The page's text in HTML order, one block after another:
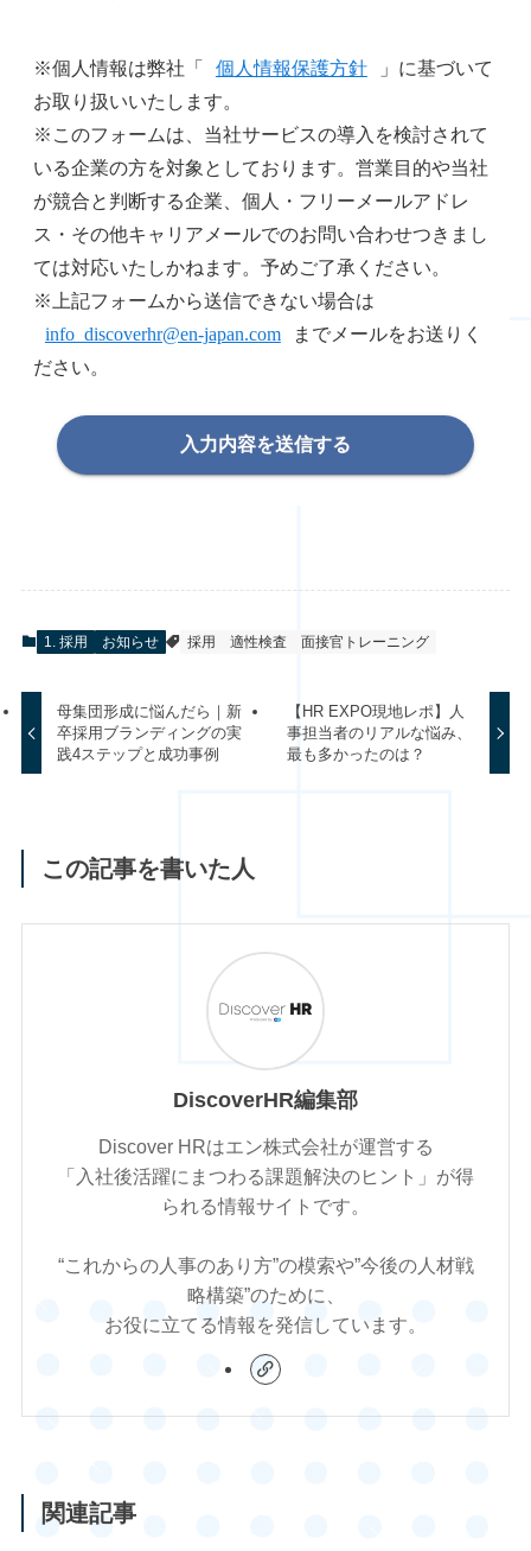
※個人情報は弊社「 個人情報保護方針
」に基づいて
お取り扱いいたします。
※このフォームは、当社サービスの導入を検討されて
いる企業の方を対象としております。営業目的や当社
が競合と判断する企業、個人・フリーメールアドレ
ス・その他キャリアメールでのお問い合わせつきまし
ては対応いたしかねます。予めご了承ください。
※上記フォームから送信できない場合は
info_discoverhr@en-japan.com
までメールをお送りく
ださい。
入力内容を送信する
1. 採用 お知らせ 採用 適性検査 面接官トレーニング
母集団形成に悩んだら｜新
卒採用ブランディングの実
践4ステップと成功事例
【HR EXPO現地レポ】人
事担当者のリアルな悩み、
最も多かったのは？
この記事を書いた人
DiscoverHR編集部
Discover HRはエン株式会社が運営する
「入社後活躍にまつわる課題解決のヒント」が得
られる情報サイトです。
“これからの人事のあり方”の模索や”今後の人材戦
略構築”のために、
お役に立てる情報を発信しています。
関連記事